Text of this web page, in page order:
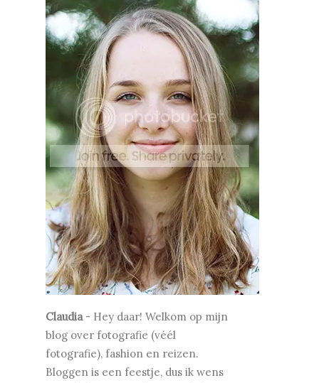
Claudia- Hey daar! Welkom op mijn
blog over fotografie (véél
fotografie), fashion en reizen.
Bloggen is een feestje, dus ik wens